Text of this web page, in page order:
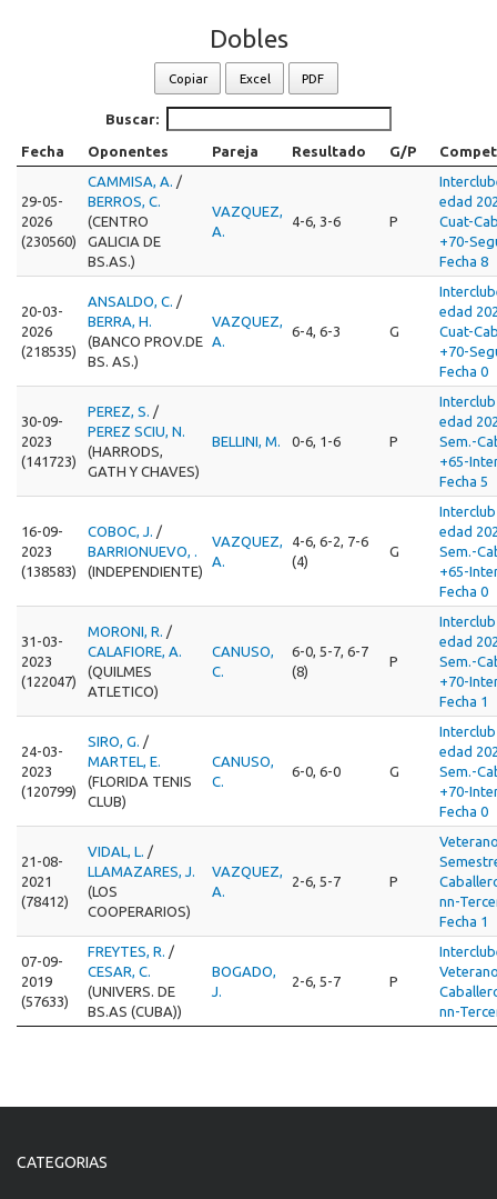
Dobles
Copiar Excel PDF
Buscar:
Fecha Oponentes Pareja Resultado G/P
29-05-
2026
(230560)
CAMMISA, A. /
BERROS, C.
(CENTRO
GALICIA DE
BS.AS.)
VAZQUEZ,
A.
4-6, 3-6 P
edad
Cuat-
+70-
Fecha 8
20-03-
2026
(218535)
ANSALDO, C. /
BERRA, H.
(BANCO PROV.DE
BS. AS.)
VAZQUEZ,
A.
6-4, 6-3 G
edad
Cuat-
+70-
Fecha 0
30-09-
2023
(141723)
PEREZ, S. /
PEREZ SCIU, N.
(HARRODS,
GATH Y CHAVES)
BELLINI, M. 0-6, 1-6 P
edad
Sem.-
+65-
Fecha 5
16-09-
2023
(138583)
COBOC, J. /
BARRIONUEVO, .
(INDEPENDIENTE)
VAZQUEZ,
A.
4-6, 6-2, 7-6
(4)
G
edad
Sem.-
+65-
Fecha 0
31-03-
2023
(122047)
MORONI, R. /
CALAFIORE, A.
(QUILMES
ATLETICO)
CANUSO,
C.
6-0, 5-7, 6-7
(8)
P
edad
Sem.-
+70-
Fecha 1
24-03-
2023
(120799)
SIRO, G. /
MARTEL, E.
(FLORIDA TENIS
CLUB)
CANUSO,
C.
6-0, 6-0 G
edad
Sem.-
+70-
Fecha 0
21-08-
2021
(78412)
VIDAL, L. /
LLAMAZARES, J.
(LOS
COOPERARIOS)
VAZQUEZ,
A.
2-6, 5-7 P
nn-
Fecha 1
07-09-
2019
(57633)
FREYTES, R. /
CESAR, C.
(UNIVERS. DE
BS.AS (CUBA))
BOGADO,
J.
2-6, 5-7 P
nn-
CATEGORIAS